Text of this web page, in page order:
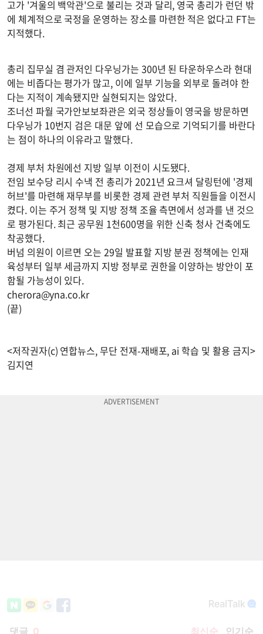
고가 '겨울의 백악관'으로 불리는 것과 달리, 영국 총리가 런던 밖
에 체계적으로 국정을 운영하는 장소를 마련한 적은 없다고 FT는
지적했다.
총리 집무실 겸 관저인 다우닝가는 300년 된 타운하우스라 현대
에는 비좁다는 평가가 많고, 이에 일부 기능을 외부로 돌려야 한
다는 지적이 계속됐지만 실현되지는 않았다.
조너선 파월 국가안보보좌관은 외국 정상들이 영국을 방문하면
다우닝가 10번지 검은 대문 앞에 선 모습으로 기억되기를 바란다
는 점이 하나의 이유라고 말했다.
경제 부처 차원에선 지방 일부 이전이 시도됐다.
전임 보수당 리시 수낵 전 총리가 2021년 요크셔 달링턴에 '경제
허브'를 마련해 재무부를 비롯한 경제 관련 부처 직원들을 이전시
켰다. 이는 주거 정책 및 지방 정책 조율 측면에서 성과를 낸 것으
로 평가된다. 최근 공무원 1천600명을 위한 신축 청사 건축에도
착공했다.
버넘 의원이 이르면 오는 29일 발표할 지방 분권 정책에는 인재
육성부터 일부 세금까지 지방 정부로 권한을 이양하는 방안이 포
함될 가능성이 있다.
cherora@yna.co.kr
(끝)
<저작권자(c) 연합뉴스, 무단 전재-재배포, ai 학습 및 활용 금지>
김지연